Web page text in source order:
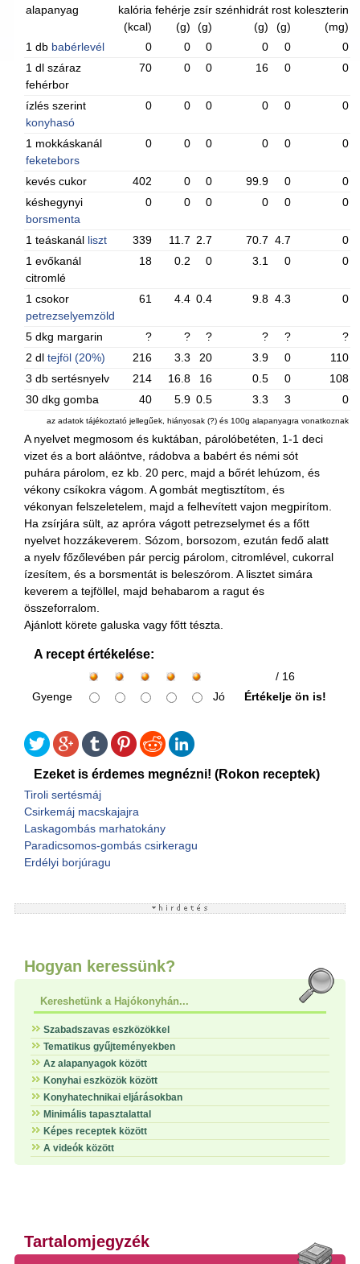
alapanyag
kalória
(kcal)
fehérje
(g)
zsír
(g)
szénhidrát
(g)
rost
(g)
koleszterin
(mg)
1 db babérlevél 0 0 0 0 0
0
1 dl száraz
fehérbor
70 0 0 16 0 0
ízlés szerint
konyhasó
0 0 0 0 0 0
1 mokkáskanál
feketebors
0 0 0 0 0 0
kevés cukor 402 0 0 99.9 0
0
késhegynyi
borsmenta
0 0 0 0 0 0
1 teáskanál liszt 339 11.7 2.7 70.7 4.7
0
1 evőkanál
citromlé
18 0.2 0 3.1 0 0
1 csokor
petrezselyemzöld
61 4.4 0.4 9.8 4.3 0
5 dkg margarin ? ? ? ? ?
?
2 dltejföl (20%) 216 3.3 20 3.9 0
110
3 db sertésnyelv
214 16.8 16 0.5 0
108
30 dkg gomba
40 5.9 0.5 3.3 3 0
az adatok tájékoztató jellegűek, hiányosak (?) és 100g alapanyagra vonatkoznak
A nyelvet megmosom és kuktában, párolóbetéten, 1-1 deci
vizet és a bort aláöntve, rádobva a babért és némi sót
puhára párolom, ez kb. 20 perc, majd a bőrét lehúzom, és
vékony csíkokra vágom. A gombát megtisztítom, és
vékonyan felszeletelem, majd a felhevített vajon megpirítom.
Ha zsírjára sült, az apróra vágott petrezselymet és a főtt
nyelvet hozzákeverem. Sózom, borsozom, ezután fedő alatt
a nyelv főzőlevében pár percig párolom, citromlével, cukorral
ízesítem, és a borsmentát is beleszórom. A lisztet simára
keverem a tejföllel, majd behabarom a ragut és
összeforralom.
Ajánlott körete galuska vagy főtt tészta.
A recept értékelése:
/ 16
Gyenge
Jó Értékelje ön is!
Ezeket is érdemes megnézni! (Rokon receptek)
Tiroli sertésmáj
Csirkemáj macskajajra
Laskagombás marhatokány
Paradicsomos-gombás csirkeragu
Erdélyi borjúragu
Hogyan keressünk?
Kereshetünk a Hajókonyhán...
Szabadszavas eszközökkel
Tematikus gyűjteményekben
Az alapanyagok között
Konyhai eszközök között
Konyhatechnikai eljárásokban
Minimális tapasztalattal
Képes receptek között
A videók között
Tartalomjegyzék